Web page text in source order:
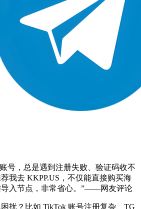
号，总是遇到注册失败、验证码收不
我去 KKPP.US，不仅能直接购买海
导入节点，非常省心。”——网友评论
扰？比如 TikTok 账号注册复杂、TG